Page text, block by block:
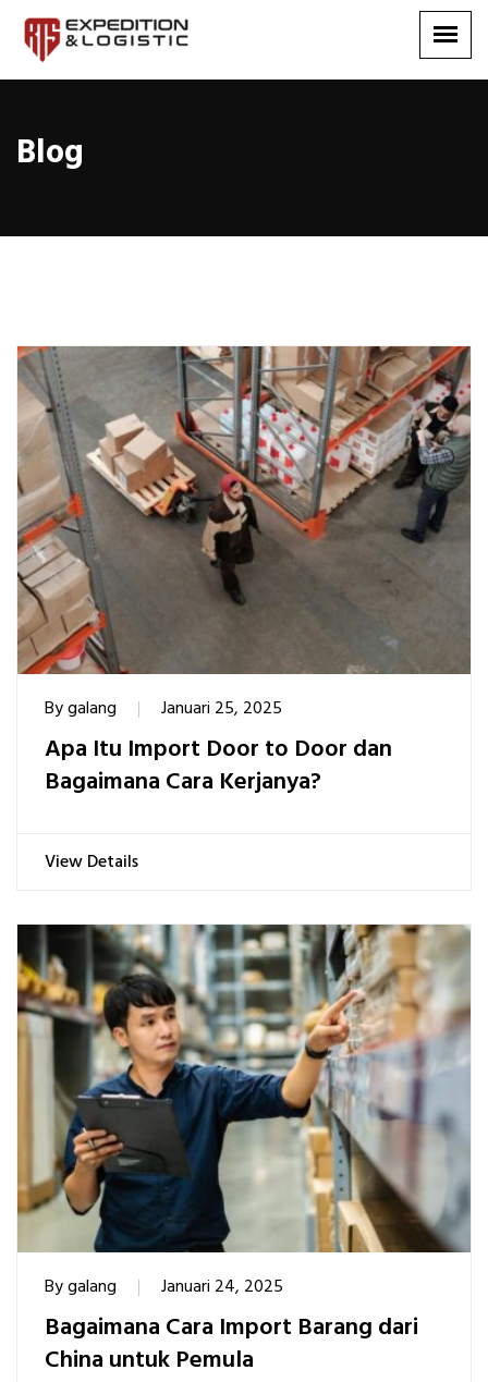
Blog
Blog
Bygalang Januari 25, 2025
Apa Itu Import Door to Door dan
Bagaimana Cara Kerjanya?
View Details
Bygalang Januari 24, 2025
Bagaimana Cara Import Barang dari
China untuk Pemula